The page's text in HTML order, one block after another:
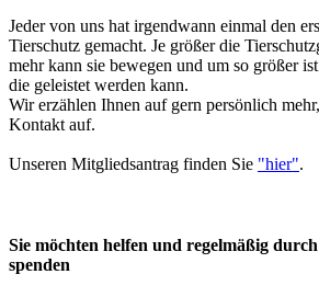
Jeder von uns hat irgendwann einmal den
Tierschutz gemacht. Je größer die
mehr kann sie bewegen und um so größer
die geleistet werden kann.
Wir erzählen Ihnen auf gern persönlich
Kontakt auf.
Unseren Mitgliedsantrag finden Sie "hier".
Sie möchten helfen und regelmäßig
spenden